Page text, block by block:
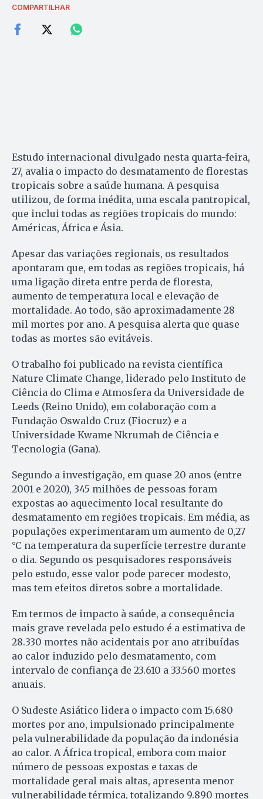
COMPARTILHAR
Estudo internacional divulgado nesta quarta-feira,
27, avalia o impacto do desmatamento de florestas
tropicais sobre a saúde humana. A pesquisa
utilizou, de forma inédita, uma escala pantropical,
que inclui todas as regiões tropicais do mundo:
Américas, África e Ásia.
Apesar das variações regionais, os resultados
apontaram que, em todas as regiões tropicais, há
uma ligação direta entre perda de floresta,
aumento de temperatura local e elevação de
mortalidade. Ao todo, são aproximadamente 28
mil mortes por ano. A pesquisa alerta que quase
todas as mortes são evitáveis.
O trabalho foi publicado na revista científica
Nature Climate Change, liderado pelo Instituto de
Ciência do Clima e Atmosfera da Universidade de
Leeds (Reino Unido), em colaboração com a
Fundação Oswaldo Cruz (Fiocruz) e a
Universidade Kwame Nkrumah de Ciência e
Tecnologia (Gana).
Segundo a investigação, em quase 20 anos (entre
2001 e 2020), 345 milhões de pessoas foram
expostas ao aquecimento local resultante do
desmatamento em regiões tropicais. Em média, as
populações experimentaram um aumento de 0,27
°C na temperatura da superfície terrestre durante
o dia. Segundo os pesquisadores responsáveis
pelo estudo, esse valor pode parecer modesto,
mas tem efeitos diretos sobre a mortalidade.
Em termos de impacto à saúde, a consequência
mais grave revelada pelo estudo é a estimativa de
28.330 mortes não acidentais por ano atribuídas
ao calor induzido pelo desmatamento, com
intervalo de confiança de 23.610 a 33.560 mortes
anuais.
O Sudeste Asiático lidera o impacto com 15.680
mortes por ano, impulsionado principalmente
pela vulnerabilidade da população da indonésia
ao calor. A África tropical, embora com maior
número de pessoas expostas e taxas de
mortalidade geral mais altas, apresenta menor
vulnerabilidade térmica, totalizando 9.890 mortes